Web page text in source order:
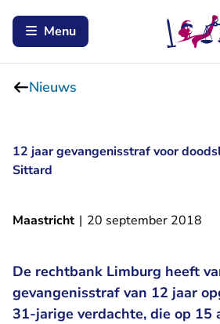
Menu
Nieuws
12 jaar gevangenisstraf voor
Sittard
Maastricht | 20 september 2018
De rechtbank Limburg heeft
gevangenisstraf van 12 jaar
31-jarige verdachte, die op 15